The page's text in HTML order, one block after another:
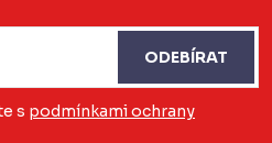
s podmínkami ochrany
ODEBÍRAT